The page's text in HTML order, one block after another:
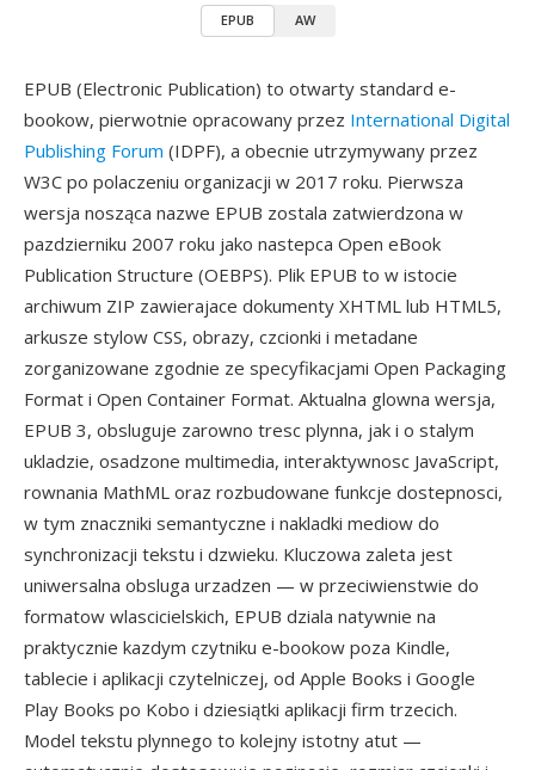
EPUB AW
EPUB (Electronic Publication) to otwarty standard e-
bookow, pierwotnie opracowany przez International Digital
Publishing Forum (IDPF), a obecnie utrzymywany przez
W3C po polaczeniu organizacji w 2017 roku. Pierwsza
wersja nosząca nazwe EPUB zostala zatwierdzona w
pazdzierniku 2007 roku jako nastepca Open eBook
Publication Structure (OEBPS). Plik EPUB to w istocie
archiwum ZIP zawierajace dokumenty XHTML lub HTML5,
arkusze stylow CSS, obrazy, czcionki i metadane
zorganizowane zgodnie ze specyfikacjami Open Packaging
Format i Open Container Format. Aktualna glowna wersja,
EPUB 3, obsluguje zarowno tresc plynna, jak i o stalym
ukladzie, osadzone multimedia, interaktywnosc JavaScript,
rownania MathML oraz rozbudowane funkcje dostepnosci,
w tym znaczniki semantyczne i nakladki mediow do
synchronizacji tekstu i dzwieku. Kluczowa zaleta jest
uniwersalna obsluga urzadzen — w przeciwienstwie do
formatow wlascicielskich, EPUB dziala natywnie na
praktycznie kazdym czytniku e-bookow poza Kindle,
tablecie i aplikacji czytelniczej, od Apple Books i Google
Play Books po Kobo i dziesiątki aplikacji firm trzecich.
Model tekstu plynnego to kolejny istotny atut —